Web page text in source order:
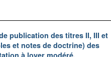
publication des titres II, III et
et notes de doctrine) des
à loyer modéré.